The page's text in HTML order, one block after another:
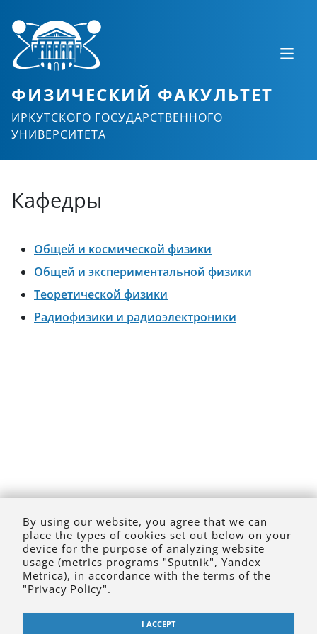
ФИЗИЧЕСКИЙ ФАКУЛЬТЕТ
ИРКУТСКОГО ГОСУДАРСТВЕННОГО
УНИВЕРСИТЕТА
Кафедры
Общей и космической физики
Общей и экспериментальной физики
Теоретической физики
Радиофизики и радиоэлектроники
By using our website, you agree that we can
place the types of cookies set out below on your
device for the purpose of analyzing website
usage (metrics programs "Sputnik", Yandex
Metrica), in accordance with the terms of the
"Privacy Policy".
I ACCEPT